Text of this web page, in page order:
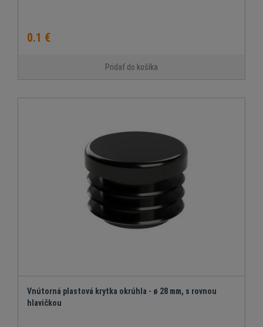
0.1 €
Pridať do košíka
Vnútorná plastová krytka okrúhla - ø 28 mm, s rovnou
hlavičkou